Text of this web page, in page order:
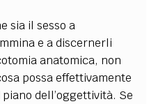
sia il sesso a
e a discernerli
anatomica, non
possa effettivamente
dell’oggettività. Se